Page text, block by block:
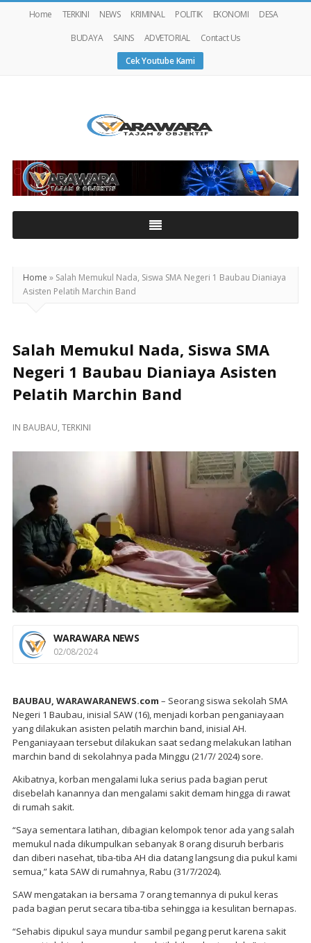
Home TERKINI NEWS KRIMINAL POLITIK EKONOMI
DESA
BUDAYA
SAINS ADVETORIAL
Contact Us
Cek Youtube Kami
Home » Salah Memukul Nada, Siswa SMA Negeri 1 Baubau Dianiaya
Asisten Pelatih Marchin Band
Salah Memukul Nada, Siswa SMA
Negeri 1 Baubau Dianiaya Asisten
Pelatih Marchin Band
IN BAUBAU, TERKINI
WARAWARA NEWS
02/08/2024
BAUBAU, WARAWARANEWS.com – Seorang siswa sekolah SMA
Negeri 1 Baubau, inisial SAW (16), menjadi korban penganiayaan
yang dilakukan asisten pelatih marchin band, inisial AH.
Penganiayaan tersebut dilakukan saat sedang melakukan latihan
marchin band di sekolahnya pada Minggu (21/7/ 2024) sore.
Akibatnya, korban mengalami luka serius pada bagian perut
disebelah kanannya dan mengalami sakit demam hingga di rawat
di rumah sakit.
“Saya sementara latihan, dibagian kelompok tenor ada yang salah
memukul nada dikumpulkan sebanyak 8 orang disuruh berbaris
dan diberi nasehat, tiba-tiba AH dia datang langsung dia pukul kami
semua,” kata SAW di rumahnya, Rabu (31/7/2024).
SAW mengatakan ia bersama 7 orang temannya di pukul keras
pada bagian perut secara tiba-tiba sehingga ia kesulitan bernapas.
“Sehabis dipukul saya mundur sambil pegang perut karena sakit